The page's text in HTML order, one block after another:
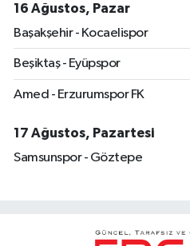
16 Ağustos, Pazar
Başakşehir - Kocaelispor
Beşiktaş - Eyüpspor
Amed - Erzurumspor FK
17 Ağustos, Pazartesi
Samsunspor - Göztepe